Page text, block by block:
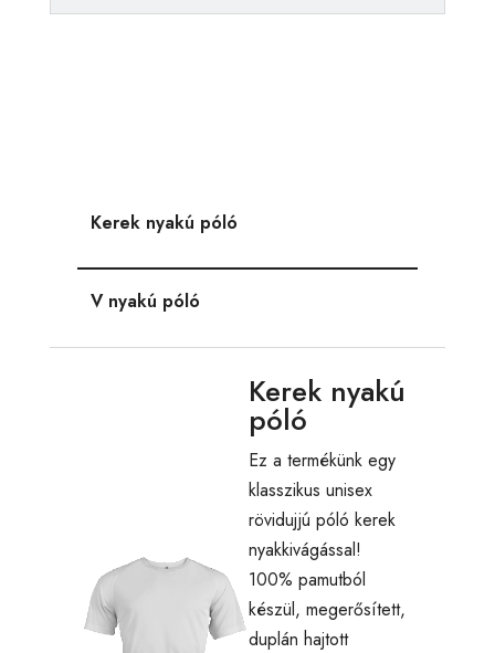
Kerek nyakú póló
V nyakú póló
Kerek nyakú
póló
Ez a termékünk egy
klasszikus unisex
rövidujjú póló kerek
nyakkivágással!
100% pamutból
készül, megerősített,
duplán hajtott